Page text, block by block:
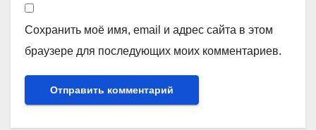
Сохранить моё имя, email и адрес сайта в этом
браузере для последующих моих комментариев.